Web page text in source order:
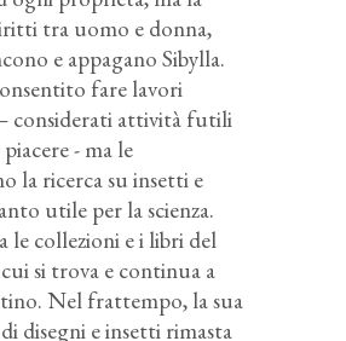
tra uomo e donna,
e appagano Sibylla.
fare lavori
considerati attività futili
- ma le
la ricerca su insetti e
utile per la scienza.
le collezioni e i libri del
si trova e continua a
Nel frattempo, la sua
disegni e insetti rimasta